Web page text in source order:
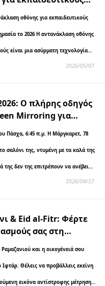
οδηγός με
συγκρίσεις και
οθόνης για εκπαιδευτικούς
το 2026 Η αντανάκλαση οθόνης
είναι μια ασύρματη τεχνολογία
να προβάλλετε περιεχόμενο...
2026/05/07
Ο πλήρης οδηγός
Mirroring για
Πάσχα, 6:45 π.μ. Η Μάργκαρετ, 78
σαλόνι της, ντυμένη με τα καλά της
της δεν της επιτρέπουν να ανέβει...
2026/04/27
& Eid al-Fitr: Φέρτε
σας στη
και η οικογένειά σου
Ιφτάρ. Θέλεις να προβάλλεις εκείνη
εικόνα αντίστροφης μέτρησης